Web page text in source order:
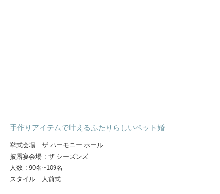
手作りアイテムで叶えるふたりらしいペット婚
挙式会場 : ザ ハーモニー ホール
披露宴会場 : ザ シーズンズ
人数 : 90名~109名
スタイル : 人前式